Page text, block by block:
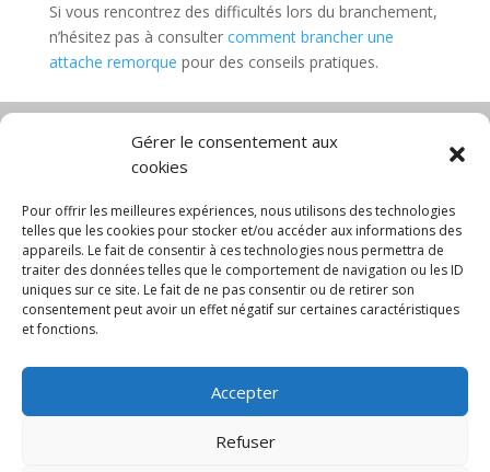
Gérer le consentement aux
cookies
Pour offrir les meilleures expériences, nous utilisons des technologies
telles que les cookies pour stocker et/ou accéder aux informations des
appareils. Le fait de consentir à ces technologies nous permettra de
traiter des données telles que le comportement de navigation ou les ID
uniques sur ce site. Le fait de ne pas consentir ou de retirer son
consentement peut avoir un effet négatif sur certaines caractéristiques
et fonctions.
Accepter
Refuser
Si vous rencontrez des difficultés lors du branchement,
n’hésitez pas à consulter comment brancher une
attache remorque pour des conseils pratiques.
Diable électrique
Chariot manutention
CGV
Mentions légales
Politique de confidentialité et protection des
données
Paiement sécurisé
Gérer mes cookies
© 2025 MNG SORARE. Tous droits réservés. Prix
affichés en euros et hors TVA. Site dédié aux